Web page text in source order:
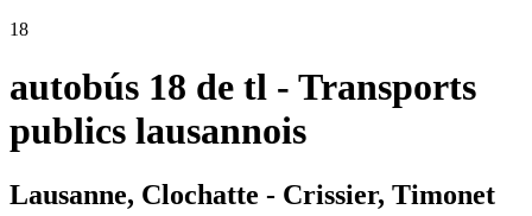
18
autobús 18 de tl - Transports
publics lausannois
Lausanne, Clochatte - Crissier, Timonet